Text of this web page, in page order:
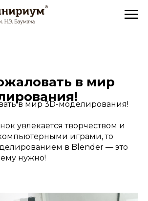
в мир
в мир 3D-моделирования!
увлекается творчеством и
играми, то
в Blender — это
нужно!